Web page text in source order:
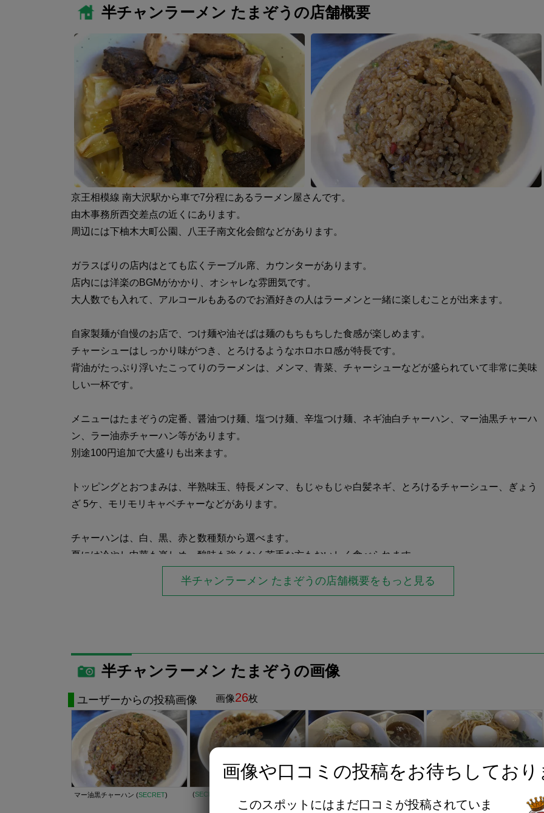
半チャンラーメン たまぞうの店舗概要
京王相模線 南大沢駅から車で7分程にあるラーメン屋さんです。
由木事務所西交差点の近くにあります。
周辺には下柚木大町公園、八王子南文化会館などがあります。
ガラスばりの店内はとても広くテーブル席、カウンターがあります。
店内には洋楽のBGMがかかり、オシャレな雰囲気です。
大人数でも入れて、アルコールもあるのでお酒好きの人はラーメンと一緒に楽しむことが出来ます。
自家製麺が自慢のお店で、つけ麺や油そばは麺のもちもちした食感が楽しめます。
チャーシューはしっかり味がつき、とろけるようなホロホロ感が特長です。
背油がたっぷり浮いたこってりのラーメンは、メンマ、青菜、チャーシューなどが盛られていて非常に美味
しい一杯です。
メニューはたまぞうの定番、醤油つけ麺、塩つけ麺、辛塩つけ麺、ネギ油白チャーハン、マー油黒チャーハ
ン、ラー油赤チャーハン等があります。
別途100円追加で大盛りも出来ます。
トッピングとおつまみは、半熟味玉、特長メンマ、もじゃもじゃ白髪ネギ、とろけるチャーシュー、ぎょう
ざ 5ケ、モリモリキャベチャーなどがあります。
チャーハンは、白、黒、赤と数種類から選べます。
夏には冷やし中華も楽しめ、酸味も強くなく苦手な方もおいしく食べられます。
半チャンラーメン たまぞうの店舗概要を もっと見る
半チャンラーメン たまぞうの画像
ユーザーからの投稿画像 画像26枚
マー油黒チャーハン (SECRET) (SECRET
画像や口コミの投稿をお待ちしており
このスポットにはまだ口コミが投稿されていま